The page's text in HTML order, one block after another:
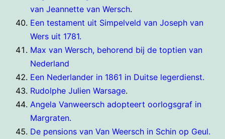
van Jeannette van Wersch.
Een testament uit Simpelveld van Joseph van
Wers uit 1781.
Max van Wersch, behorend bij de toptien van
Nederland
Een Nederlander in 1861 in Duitse legerdienst.
Rudolphe Julien Warsage.
Angela Vanweersch adopteert oorlogsgraf in
Margraten.
De pensions van Van Weersch in Schin op Geul.